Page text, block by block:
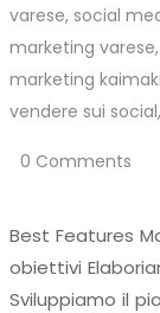
varese, social
marketing varese,
marketing
vendere sui social,
0 Comments
Best Features
obiettivi
Sviluppiamo il